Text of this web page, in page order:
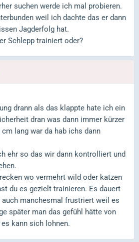
suchen werde ich mal probieren.
weil ich dachte das er dann
Jagderfolg hat.
Schlepp trainiert oder?
drann als das klappte hate ich ein
dran was dann immer kürzer
lang war da hab ichs dann
ehr so das wir dann kontrolliert und
wo vermehrt wild oder katzen
du es gezielt trainieren. Es dauert
manchesmal frustriert weil es
später man das gefühl hätte von
kann sich lohnen.